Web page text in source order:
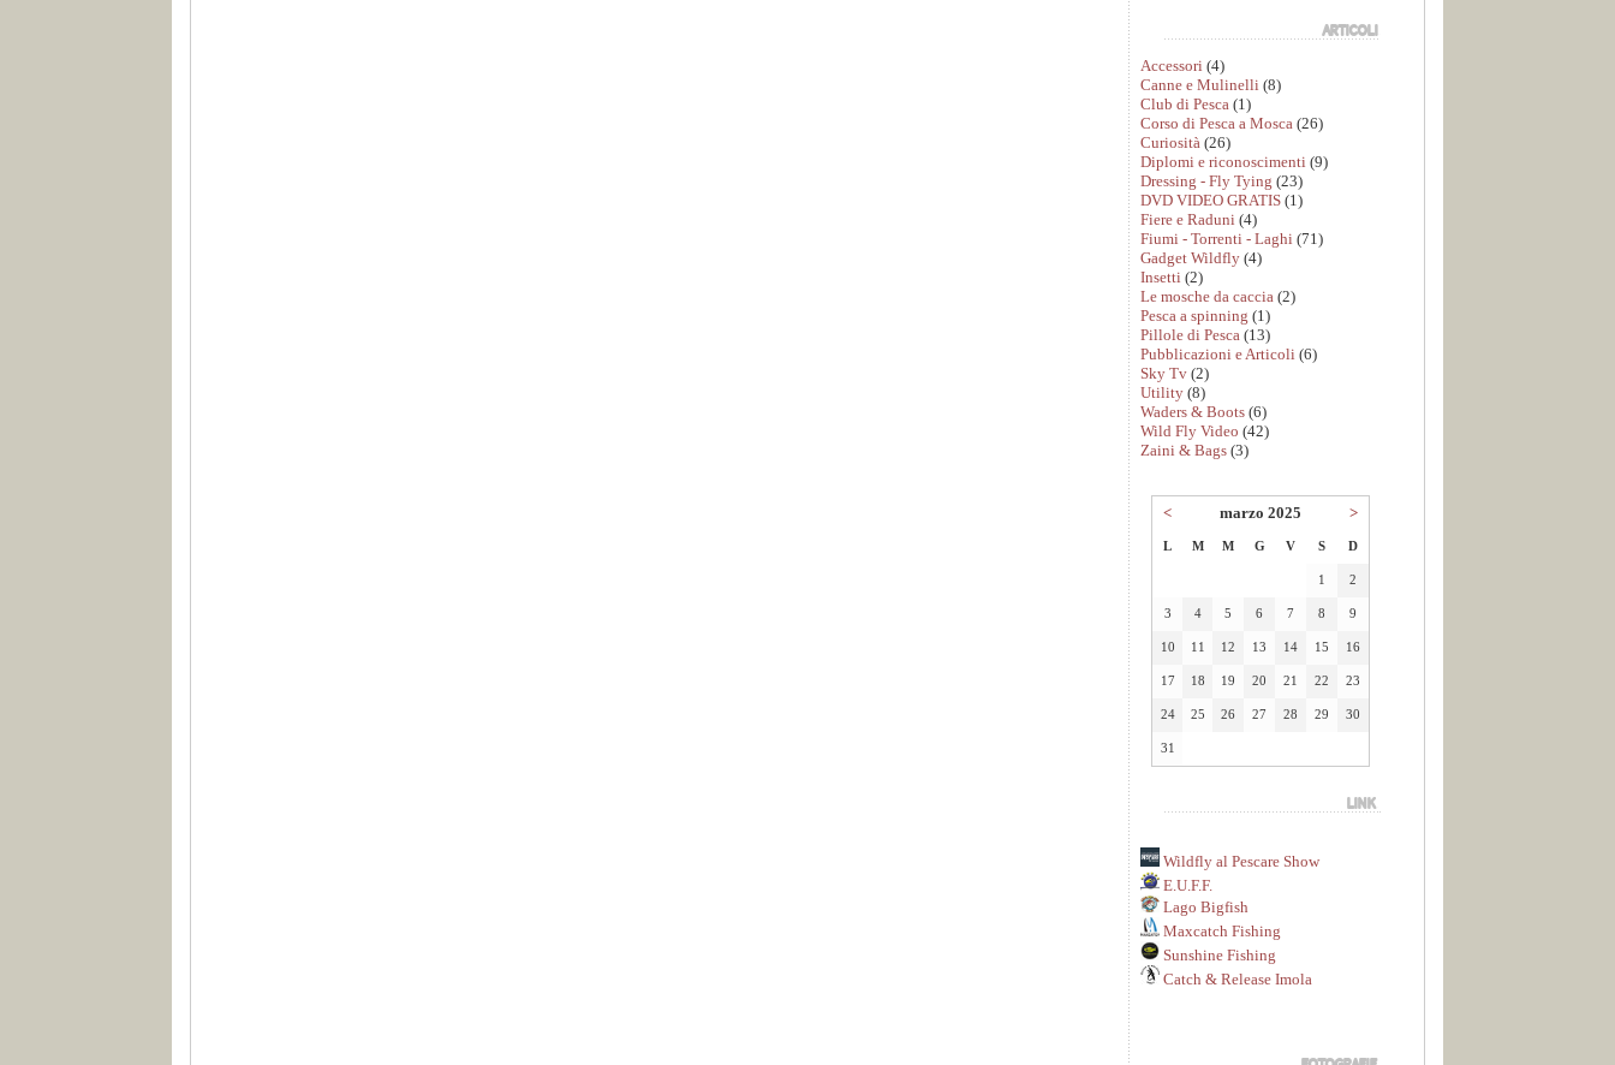
Accessori (4)
Canne e Mulinelli (8)
Club di Pesca (1)
Corso di Pesca a Mosca (26)
Curiosità (26)
Diplomi e riconoscimenti (9)
Dressing - Fly Tying (23)
DVD VIDEO GRATIS (1)
Fiere e Raduni (4)
Fiumi - Torrenti - Laghi (71)
Gadget Wildfly (4)
Insetti (2)
Le mosche da caccia (2)
Pesca a spinning (1)
Pillole di Pesca (13)
Pubblicazioni e Articoli (6)
Sky Tv (2)
Utility (8)
Waders & Boots (6)
Wild Fly Video (42)
Zaini & Bags (3)
< marzo 2025 >
L M M G V S D
1 2
3 4 5 6 7 8 9
10 11 12 13 14 15 16
17 18 19 20 21 22 23
24 25 26 27 28 29 30
31
Wildfly al Pescare Show
E.U.F.F.
Lago Bigfish
Maxcatch Fishing
Sunshine Fishing
Catch & Release Imola